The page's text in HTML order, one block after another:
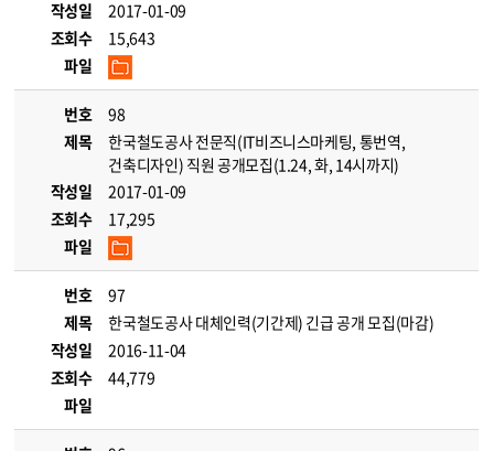
작성일
2017-01-09
조회수
15,643
파일
번호
98
제목
한국철도공사 전문직(IT비즈니스마케팅, 통번역,
건축디자인) 직원 공개모집(1.24, 화, 14시까지)
작성일
2017-01-09
조회수
17,295
파일
번호
97
제목
한국철도공사 대체인력(기간제) 긴급 공개 모집(마감)
작성일
2016-11-04
조회수
44,779
파일